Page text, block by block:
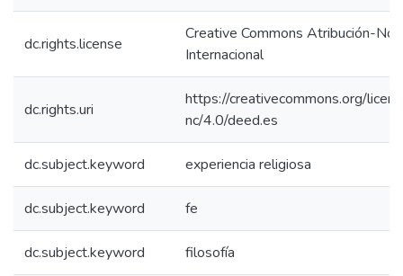
dc.rights.license
Creative Commons Atribución-
Internacional
dc.rights.uri
https://creativecommons.org/
nc/4.0/deed.es
dc.subject.keyword experiencia religiosa
dc.subject.keyword fe
dc.subject.keyword filosofía